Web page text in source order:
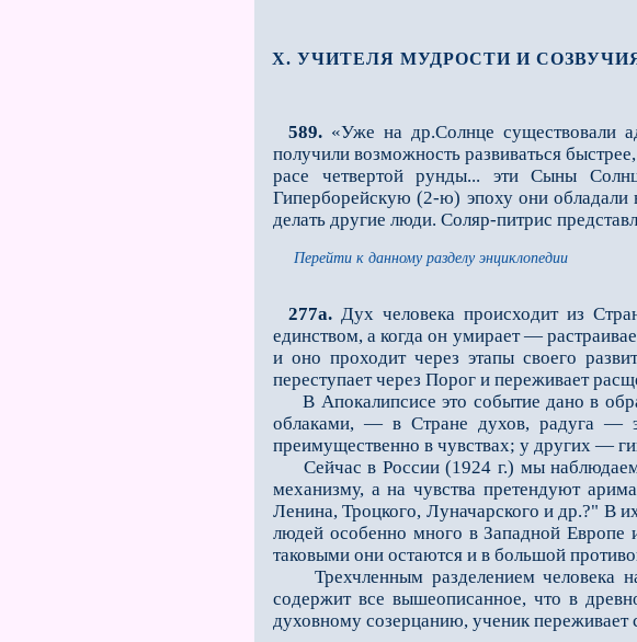
X. УЧИТЕЛЯ МУДРОСТИ И
589. «Уже на др.Солнце существовали
получили возможность развиваться
расе четвертой рунды... эти Сыны
Гиперборейскую (2-ю) эпоху они обладали
делать другие люди. Соляр-питрис
Перейти к данному разделу энциклопедии
277a. Дух человека происходит из
единством, а когда он умирает —
и оно проходит через этапы своего
переступает через Порог и переживает
В Апокалипсисе это событие дано в
облаками, — в Стране духов, радуга —
преимущественно в чувствах; у других —
Сейчас в России (1924 г.) мы наблюдаем
механизму, а на чувства претендуют
Ленина, Троцкого, Луначарского и др.?" В
людей особенно много в Западной
таковыми они остаются и в большой
Трехчленным разделением человека на
содержит все вышеописанное, что в
духовному созерцанию, ученик переживает